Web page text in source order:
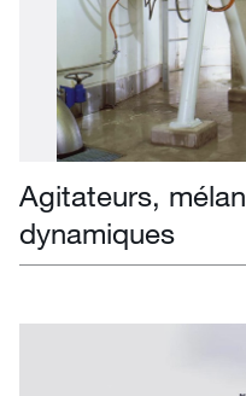
Agitateurs,
dynamiques